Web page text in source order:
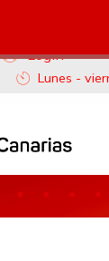
Login
Lunes -